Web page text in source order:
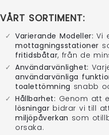
VÅRT SORTIMENT:
Varierande Modeller: Vi
mottagningsstationer
fritidsbåtar, från de
Användarvänlighet:
användarvänliga
toalettömning snabb
Hållbarhet: Genom att
lösningar bidrar vi till
miljöpåverkan som
orsaka.